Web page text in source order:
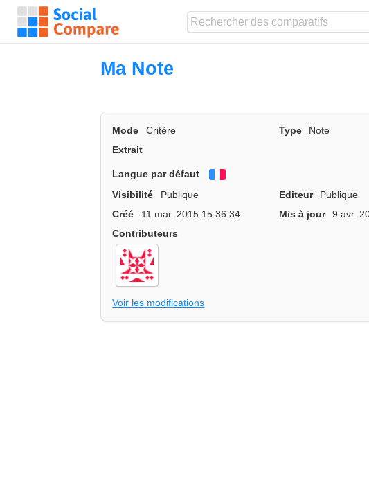
Ma Note
Mode Critère Type
Note
Extrait
Langue par défaut
Visibilité
Publique Editeur
Publique
Créé
11 mar. 2015 15:36:34 Mis à jour
9 avr.
Contributeurs
Voir les modifications